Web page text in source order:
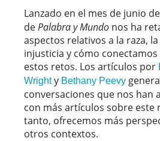
Lanzado en el mes de junio
dePalabra y Mundo nos ha
aspectos relativos a la raza,
injusticia y cómo
estos retos. Los artículos por
Wrighty Bethany Peevy
conversaciones que nos han
con más artículos sobre este
tanto, ofrecemos más
otros contextos.